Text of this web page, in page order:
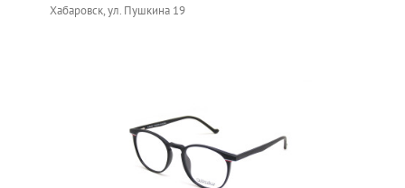
Хабаровск, ул. Пушкина 19